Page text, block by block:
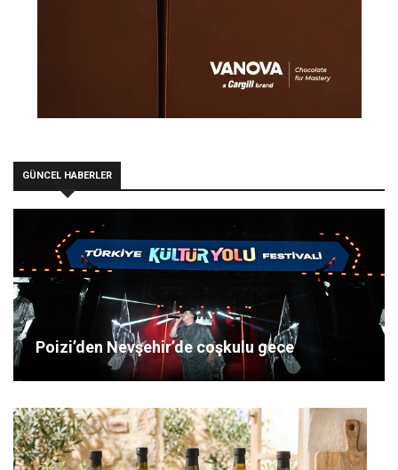
GÜNCEL HABERLER
Poizi’den Nevşehir’de coşkulu gece